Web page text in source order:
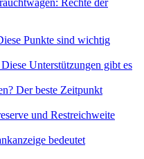
Rechte der
Punkte sind wichtig
Unterstützungen gibt es
Der beste Zeitpunkt
und Restreichweite
bedeutet